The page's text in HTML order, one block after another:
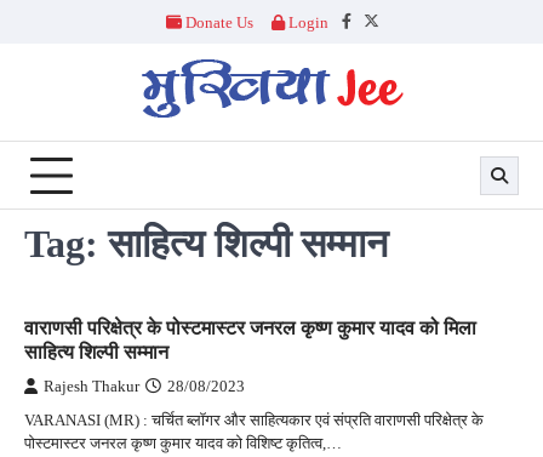
Donate Us Login
Facebook
Twitter
Tag:साहित्य शिल्पी सम्मान
वाराणसी परिक्षेत्र के पोस्टमास्टर जनरल कृष्ण कुमार यादव को मिला
साहित्य शिल्पी सम्मान
Rajesh Thakur 28/08/2023
VARANASI (MR) : चर्चित ब्लॉगर और साहित्यकार एवं संप्रति वाराणसी परिक्षेत्र के
पोस्टमास्टर जनरल कृष्ण कुमार यादव को विशिष्ट कृतित्व,…